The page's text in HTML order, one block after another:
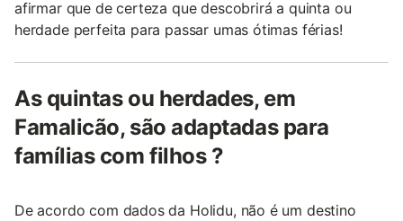
afirmar que de certeza que descobrirá a quinta ou
herdade perfeita para passar umas ótimas férias!
As quintas ou herdades, em
Famalicão, são adaptadas para
famílias com filhos ?
De acordo com dados da Holidu, não é um destino